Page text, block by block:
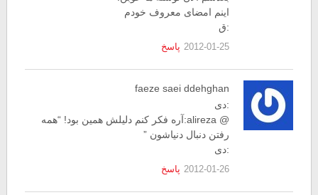
اینم امضای معروف خودم
:ق
2012-01-25 پاسخ
faeze saei ddehghan
:دی
@ alireza:آره فکر کنم دلیلش همین بود! “همه
رفتن دنبال دنیاشون ”
:دی
2012-01-26 پاسخ